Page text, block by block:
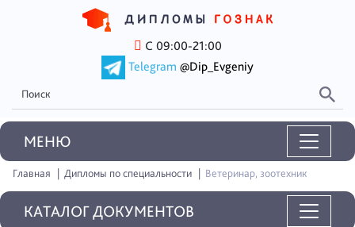
С 09:00-21:00
Telegram @Dip_Evgeniy
MEНЮ
Главная Дипломы по специальности Ветеринар, зоотехник
КАТАЛОГ ДОКУМЕНТОВ